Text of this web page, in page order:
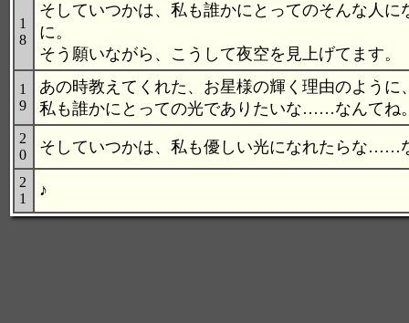
1
8
そしていつかは、私も誰かにとってのそんな人に
に。
そう願いながら、こうして夜空を見上げてます。
1
9
あの時教えてくれた、お星様の輝く理由のように
私も誰かにとっての光でありたいな……なんてね
2
0
そしていつかは、私も優しい光になれたらな……
2
1
♪